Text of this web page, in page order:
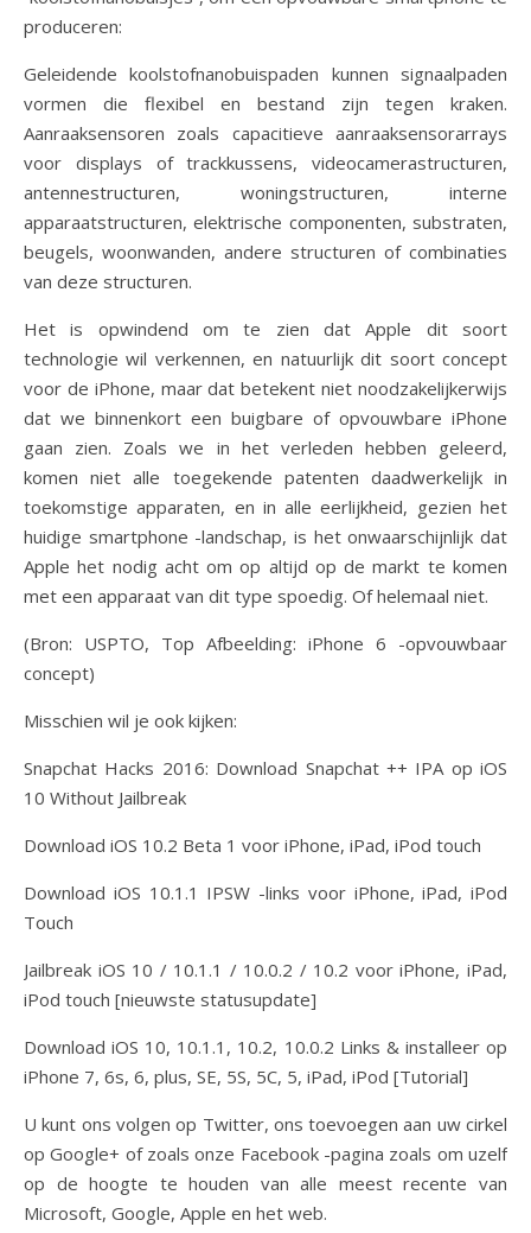
produceren:
Geleidende koolstofnanobuispaden kunnen signaalpaden
vormen die flexibel en bestand zijn tegen kraken.
Aanraaksensoren zoals capacitieve aanraaksensorarrays
voor displays of trackkussens, videocamerastructuren,
antennestructuren, woningstructuren, interne
apparaatstructuren, elektrische componenten, substraten,
beugels, woonwanden, andere structuren of combinaties
van deze structuren.
Het is opwindend om te zien dat Apple dit soort
technologie wil verkennen, en natuurlijk dit soort concept
voor de iPhone, maar dat betekent niet noodzakelijkerwijs
dat we binnenkort een buigbare of opvouwbare iPhone
gaan zien. Zoals we in het verleden hebben geleerd,
komen niet alle toegekende patenten daadwerkelijk in
toekomstige apparaten, en in alle eerlijkheid, gezien het
huidige smartphone -landschap, is het onwaarschijnlijk dat
Apple het nodig acht om op altijd op de markt te komen
met een apparaat van dit type spoedig. Of helemaal niet.
(Bron: USPTO, Top Afbeelding: iPhone 6 -opvouwbaar
concept)
Misschien wil je ook kijken:
Snapchat Hacks 2016: Download Snapchat ++ IPA op iOS
10 Without Jailbreak
Download iOS 10.2 Beta 1 voor iPhone, iPad, iPod touch
Download iOS 10.1.1 IPSW -links voor iPhone, iPad, iPod
Touch
Jailbreak iOS 10 / 10.1.1 / 10.0.2 / 10.2 voor iPhone, iPad,
iPod touch [nieuwste statusupdate]
Download iOS 10, 10.1.1, 10.2, 10.0.2 Links & installeer op
iPhone 7, 6s, 6, plus, SE, 5S, 5C, 5, iPad, iPod [Tutorial]
U kunt ons volgen op Twitter, ons toevoegen aan uw cirkel
op Google+ of zoals onze Facebook -pagina zoals om uzelf
op de hoogte te houden van alle meest recente van
Microsoft, Google, Apple en het web.